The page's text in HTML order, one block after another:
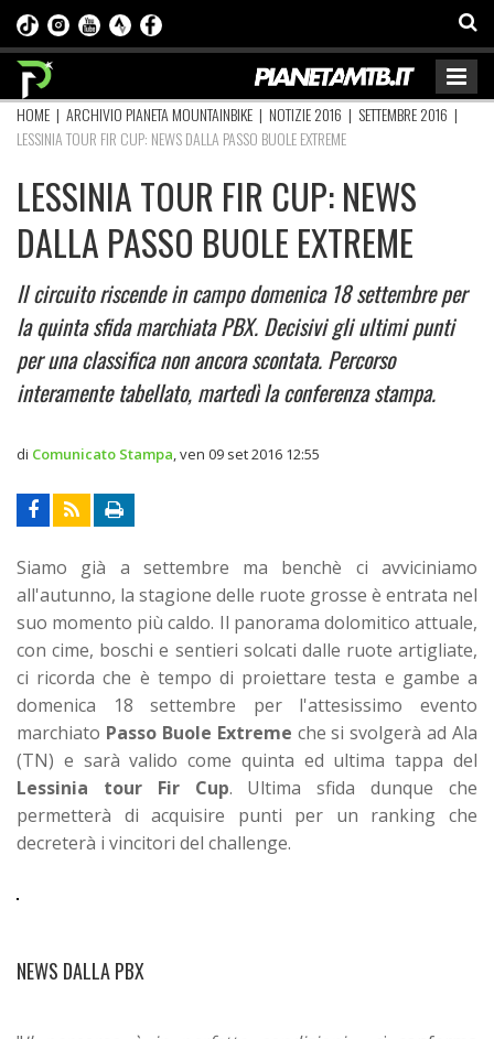
HOME | ARCHIVIO PIANETA MOUNTAINBIKE | NOTIZIE 2016 | SETTEMBRE 2016 |
LESSINIA TOUR FIR CUP: NEWS DALLA PASSO BUOLE EXTREME
LESSINIA TOUR FIR CUP: NEWS
DALLA PASSO BUOLE EXTREME
Il circuito riscende in campo domenica 18 settembre per
la quinta sfida marchiata PBX. Decisivi gli ultimi punti
per una classifica non ancora scontata. Percorso
interamente tabellato, martedì la conferenza stampa.
di Comunicato Stampa ven 09 set 2016 12:55
Siamo già a settembre ma benchè ci avviciniamo
all'autunno, la stagione delle ruote grosse è entrata nel
suo momento più caldo. Il panorama dolomitico attuale,
con cime, boschi e sentieri solcati dalle ruote artigliate,
ci ricorda che è tempo di proiettare testa e gambe a
domenica 18 settembre per l'attesissimo evento
marchiato Passo Buole Extreme che si svolgerà ad Ala
(TN) e sarà valido come quinta ed ultima tappa del
Lessinia tour Fir Cup. Ultima sfida dunque che
permetterà di acquisire punti per un ranking che
decreterà i vincitori del challenge.
NEWS DALLA PBX